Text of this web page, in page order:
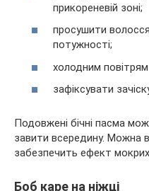
прикореневій зоні;
просушити
потужності;
холодним
зафіксувати
Подовжені бічні пасма
завити всередину. Можна
забезпечить ефект мокрих
Боб каре на ніжці